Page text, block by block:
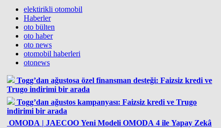
elektirikli otomobil
Haberler
oto bülten
oto haber
oto news
otomobil haberleri
otonews
Togg’dan ağustosa özel finansman desteği: Faizsiz kredi ve
Trugo indirimi bir arada
Togg’dan ağustos kampanyası: Faizsiz kredi ve Trugo
indirimi bir arada
OMODA | JAECOO Yeni Modeli OMODA 4 ile Yapay Zekâ